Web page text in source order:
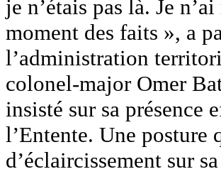
je n’étais pas là. Je
moment des faits », a
l’administration
colonel-major Omer
insisté sur sa présence
l’Entente. Une posture
d’éclaircissement sur